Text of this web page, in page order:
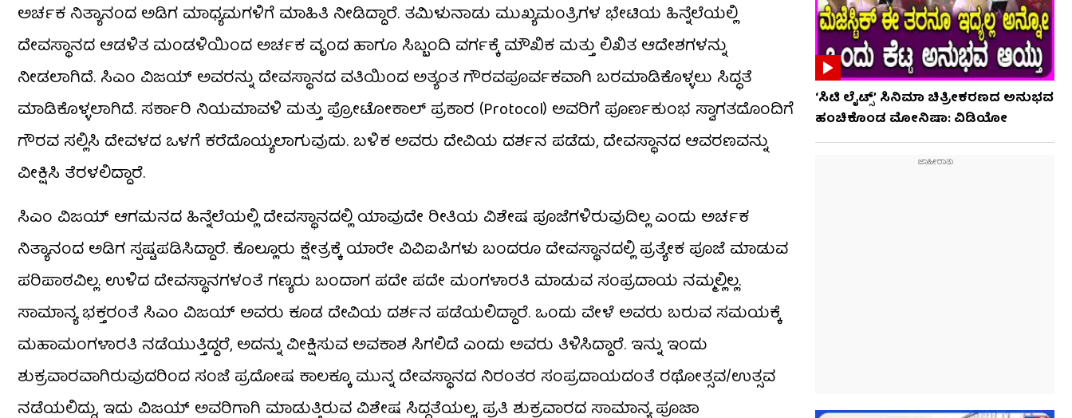
ಅರ್ಚಕ ನಿತ್ಯಾನಂದ ಅಡಿಗ ಮಾಧ್ಯಮಗಳಿಗೆ ಮಾಹಿತಿ ನೀಡಿದ್ದಾರೆ. ತಮಿಳುನಾಡು ಮುಖ್ಯಮಂತ್ರಿಗಳ ಭೇಟಿಯ ಹಿನ್ನೆಲೆಯಲ್ಲಿ
ದೇವಸ್ಥಾನದ ಆಡಳಿತ ಮಂಡಳಿಯಿಂದ ಅರ್ಚಕ ವೃಂದ ಹಾಗೂ ಸಿಬ್ಬಂದಿ ವರ್ಗಕ್ಕೆ ಮೌಖಿಕ ಮತ್ತು ಲಿಖಿತ ಆದೇಶಗಳನ್ನು
ನೀಡಲಾಗಿದೆ. ಸಿಎಂ ವಿಜಯ್ ಅವರನ್ನು ದೇವಸ್ಥಾನದ ವತಿಯಿಂದ ಅತ್ಯಂತ ಗೌರವಪೂರ್ವಕವಾಗಿ ಬರಮಾಡಿಕೊಳ್ಳಲು ಸಿದ್ಧತೆ
ಮಾಡಿಕೊಳ್ಳಲಾಗಿದೆ. ಸರ್ಕಾರಿ ನಿಯಮಾವಳಿ ಮತ್ತು ಪ್ರೋಟೋಕಾಲ್ ಪ್ರಕಾರ (Protocol) ಅವರಿಗೆ ಪೂರ್ಣಕುಂಭ ಸ್ವಾಗತದೊಂದಿಗೆ
ಗೌರವ ಸಲ್ಲಿಸಿ ದೇವಳದ ಒಳಗೆ ಕರೆದೊಯ್ಯಲಾಗುವುದು. ಬಳಿಕ ಅವರು ದೇವಿಯ ದರ್ಶನ ಪಡೆದು, ದೇವಸ್ಥಾನದ ಆವರಣವನ್ನು
ವೀಕ್ಷಿಸಿ ತೆರಳಲಿದ್ದಾರೆ.
ಸಿಎಂ ವಿಜಯ್ ಆಗಮನದ ಹಿನ್ನೆಲೆಯಲ್ಲಿ ದೇವಸ್ಥಾನದಲ್ಲಿ ಯಾವುದೇ ರೀತಿಯ ವಿಶೇಷ ಪೂಜೆಗಳಿರುವುದಿಲ್ಲ ಎಂದು ಅರ್ಚಕ
ನಿತ್ಯಾನಂದ ಅಡಿಗ ಸ್ಪಷ್ಟಪಡಿಸಿದ್ದಾರೆ. ಕೊಲ್ಲೂರು ಕ್ಷೇತ್ರಕ್ಕೆ ಯಾರೇ ವಿವಿಐಪಿಗಳು ಬಂದರೂ ದೇವಸ್ಥಾನದಲ್ಲಿ ಪ್ರತ್ಯೇಕ ಪೂಜೆ ಮಾಡುವ
ಪರಿಪಾಠವಿಲ್ಲ. ಉಳಿದ ದೇವಸ್ಥಾನಗಳಂತೆ ಗಣ್ಯರು ಬಂದಾಗ ಪದೇ ಪದೇ ಮಂಗಳಾರತಿ ಮಾಡುವ ಸಂಪ್ರದಾಯ ನಮ್ಮಲ್ಲಿಲ್ಲ.
ಸಾಮಾನ್ಯ ಭಕ್ತರಂತೆ ಸಿಎಂ ವಿಜಯ್ ಅವರು ಕೂಡ ದೇವಿಯ ದರ್ಶನ ಪಡೆಯಲಿದ್ದಾರೆ. ಒಂದು ವೇಳೆ ಅವರು ಬರುವ ಸಮಯಕ್ಕೆ
ಮಹಾಮಂಗಳಾರತಿ ನಡೆಯುತ್ತಿದ್ದರೆ, ಅದನ್ನು ವೀಕ್ಷಿಸುವ ಅವಕಾಶ ಸಿಗಲಿದೆ ಎಂದು ಅವರು ತಿಳಿಸಿದ್ದಾರೆ. ಇನ್ನು ಇಂದು
ಶುಕ್ರವಾರವಾಗಿರುವುದರಿಂದ ಸಂಜೆ ಪ್ರದೋಷ ಕಾಲಕ್ಕೂ ಮುನ್ನ ದೇವಸ್ಥಾನದ ನಿರಂತರ ಸಂಪ್ರದಾಯದಂತೆ ರಥೋತ್ಸವ/ಉತ್ಸವ
ನಡೆಯಲಿದ್ದು, ಇದು ವಿಜಯ್ ಅವರಿಗಾಗಿ ಮಾಡುತ್ತಿರುವ ವಿಶೇಷ ಸಿದ್ಧತೆಯಲ್ಲ, ಪ್ರತಿ ಶುಕ್ರವಾರದ ಸಾಮಾನ್ಯ ಪೂಜಾ
‘ಸಿಟಿ ಲೈಟ್ಸ್’ ಸಿನಿಮಾ ಚಿತ್ರೀಕರಣದ ಅನುಭವ
ಹಂಚಿಕೊಂಡ ಮೋನಿಷಾ: ವಿಡಿಯೋ